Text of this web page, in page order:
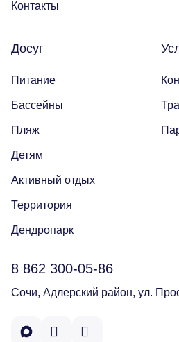
Контакты
Досуг
Питание
Бассейны
Пляж
Детям
Активный отдых
Территория
Дендропарк
8 862 300-05-86
Сочи, Адлерский район, ул.